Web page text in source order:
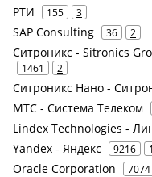
РТИ 155 3
SAP Consulting 36 2
Ситроникс - Sitronics
1461 2
Ситроникс Нано -
МТС - Система Телеком
Lindex Technologies -
Yandex - Яндекс 9216 1
Oracle Corporation 7074